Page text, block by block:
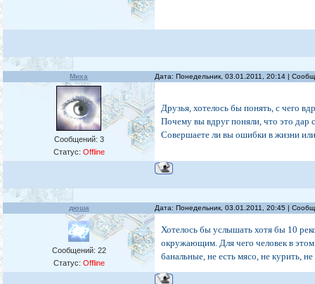
Миха Дата: Понедельник, 03.01.2011, 20:14 |
Сообщений: 3
Статус: Offline
Друзья, хотелось бы понять, с чего
Почему вы вдруг поняли, что это
Совершаете ли вы ошибки в жизни или
дюша Дата: Понедельник, 03.01.2011, 20:45 |
Сообщений: 22
Статус: Offline
Хотелось бы услышать хотя бы 10
окружающим. Для чего человек в
банальные, не есть мясо, не курить,